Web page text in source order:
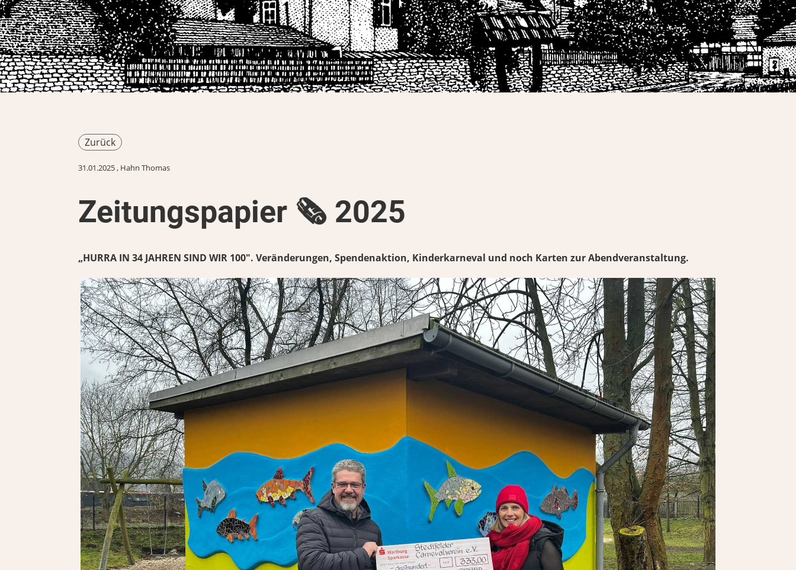
Zurück
31.01.2025, Hahn Thomas
Zeitungspapier 🗞️ 2025
„HURRA IN 34 JAHREN SIND WIR 100". Veränderungen, Spendenaktion, Kinderkarneval und noch Karten zur Abendveranstaltung.